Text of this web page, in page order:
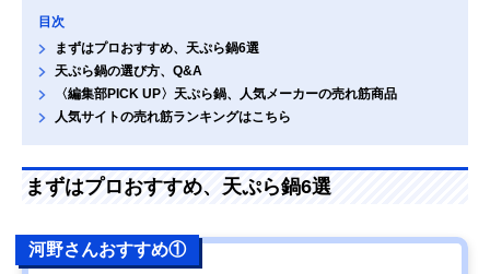
目次
まずはプロおすすめ、天ぷら鍋6選
天ぷら鍋の選び方、Q&A
〈編集部PICK UP〉天ぷら鍋、人気メーカーの売れ筋商品
人気サイトの売れ筋ランキングはこちら
まずはプロおすすめ、天ぷら鍋6選
河野さんおすすめ①